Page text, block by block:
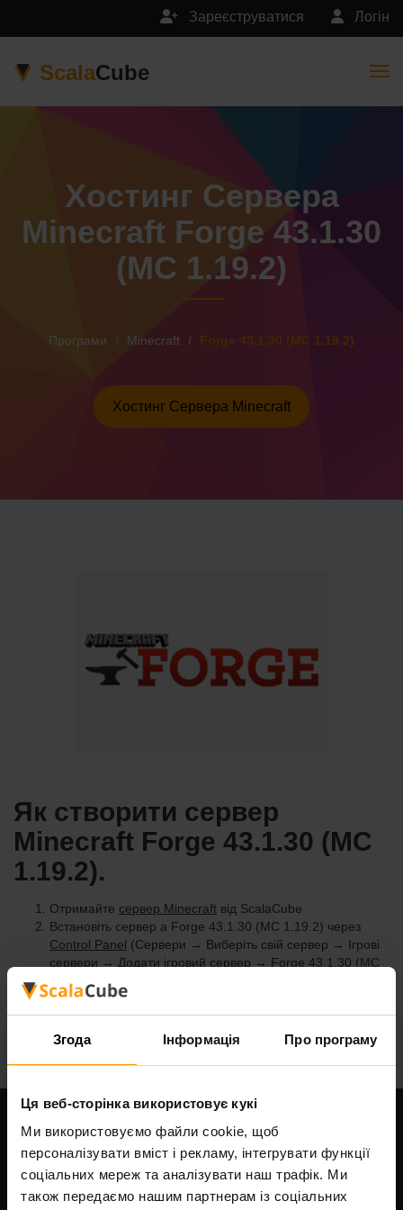
Згода Інформація Про програму
Ця веб-сторінка використовує кукі
Ми використовуємо файли cookie, щоб
персоналізувати вміст і рекламу, інтегрувати функції
соціальних мереж та аналізувати наш трафік. Ми
також передаємо нашим партнерам із соціальних
Логін
Зареєструватися
ScalaCube
Хостинг Сервера
Minecraft Forge 43.1.30
(MC 1.19.2)
Програми Minecraft Forge 43.1.30 (MC 1.19.2)
Хостинг Сервера Minecraft
Як створити сервер
Minecraft Forge 43.1.30 (MC
1.19.2).
Отримайте сервер Minecraft від ScalaCube
Встановіть сервер a Forge 43.1.30 (MC 1.19.2) через
Control Panel (Сервери → Виберіть свій сервер → Ігрові
сервери → Додати ігровий сервер → Forge 43.1.30 (MC
1.19.2))
Насолоджуйтесь грою на сервері!
Наша компанія